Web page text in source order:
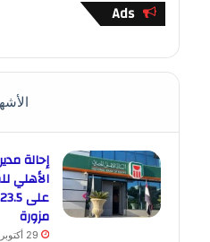
Ads
الأهلي
مزورة
29 أكتوبر، 2025